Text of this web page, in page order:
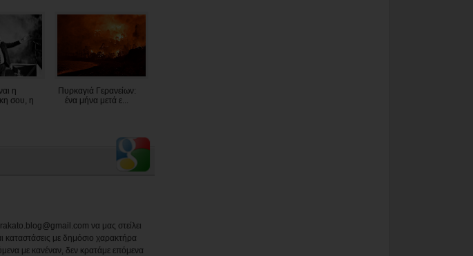
η
σου, η
Πυρκαγιά Γερανείων:
ένα μήνα μετά ε...
να μας στείλει
με δημόσιο χαρακτήρα
με κανέναν, δεν κρατάμε επόμενα